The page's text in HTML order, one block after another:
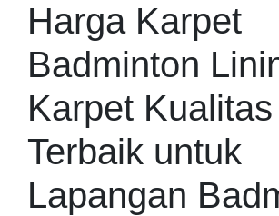
Harga Karpet
Badminton
Karpet Kualitas
Terbaik untuk
Lapangan